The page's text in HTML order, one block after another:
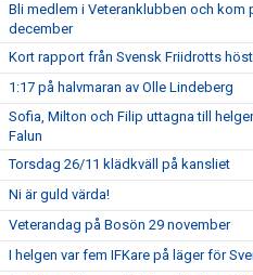
Bli medlem i Veteranklubben och kom
december
Kort rapport från Svensk Friidrotts
1:17 på halvmaran av Olle Lindeberg
Sofia, Milton och Filip uttagna till
Falun
Torsdag 26/11 klädkväll på kansliet
Ni är guld värda!
Veterandag på Bosön 29 november
I helgen var fem IFKare på läger för